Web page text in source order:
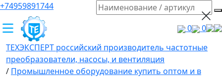
+74959891744
0
0
ТЕХЭКСПЕРТ российский производитель частотные
преобразователи, насосы, и вентиляция
/ Промышленное оборудование купить оптом и в